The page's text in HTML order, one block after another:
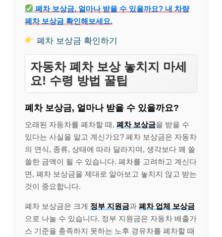
폐차 보상금, 얼마나 받을 수 있을까요? 내 차량
폐차 보상금 확인해보세요.
폐차 보상금 확인하기
자동차 폐차 보상 놓치지 마세
요! 수령 방법 꿀팁
폐차 보상금, 얼마나 받을 수 있을까요?
오래된 자동차를 폐차할 때, 폐차 보상금을 받을 수
있다는 사실을 알고 계신가요? 폐차 보상금은 자동차
의 연식, 종류, 상태에 따라 달라지며, 생각보다 꽤 쏠
쏠한 금액이 될 수 있습니다. 폐차를 고려하고 계신다
면, 폐차 보상금을 제대로 알아보고 놓치지 않고 받는
것이 중요합니다.
폐차 보상금은 크게 정부 지원금과 폐차 업체 보상금
으로 나눌 수 있습니다. 정부 지원금은 자동차 배출가
스 기준을 충족하지 못하는 노후 경유차를 폐차할 때